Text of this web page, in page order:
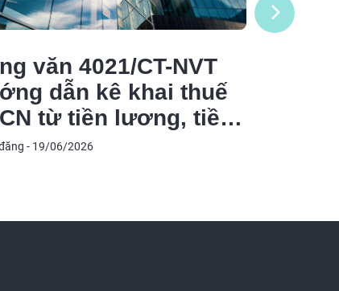
văn 4021/CT-NVT
dẫn kê khai thuế
từ tiền lương, tiền
theo Nghị quyết
- 19/06/2026